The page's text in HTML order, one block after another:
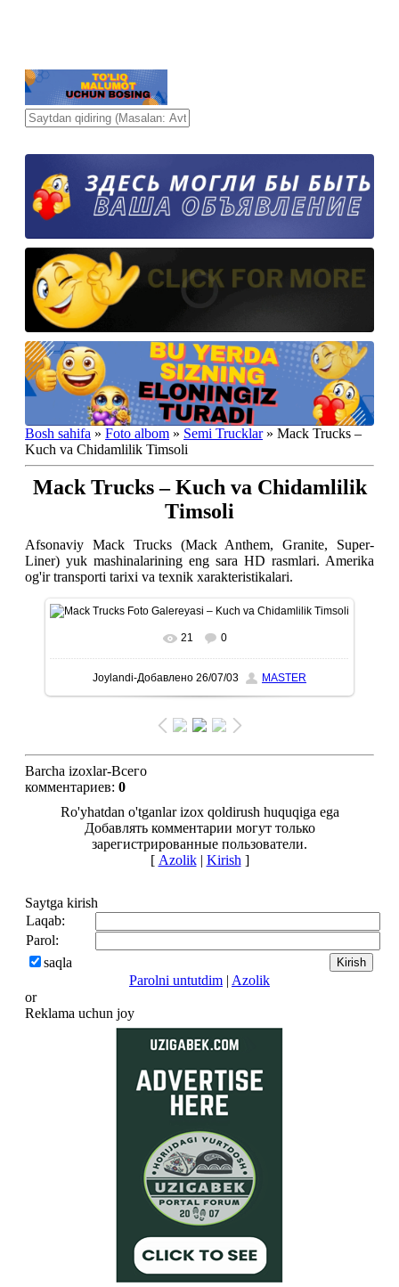
Bosh sahifa » Foto albom » Semi Trucklar» Mack Trucks –
Kuch va Chidamlilik Timsoli
Mack Trucks – Kuch va Chidamlilik
Timsoli
Afsonaviy Mack Trucks (Mack Anthem, Granite, Super-
Liner) yuk mashinalarining eng sara HD rasmlari. Amerika
og'ir transporti tarixi va texnik xarakteristikalari.
To'liq ko'rish-В реальном размере
443.7Kb
21 0
Joylandi-Добавлено 26/07/03 MASTER
Barcha izoxlar-Всего
комментариев: 0
Ro'yhatdan o'tganlar izox qoldirush huquqiga ega
Добавлять комментарии могут только
зарегистрированные пользователи.
[ Azolik| Kirish ]
Saytga kirish
Laqab:
Parol:
saqla
Parolni untutdim | Azolik
or
Reklama uchun joy